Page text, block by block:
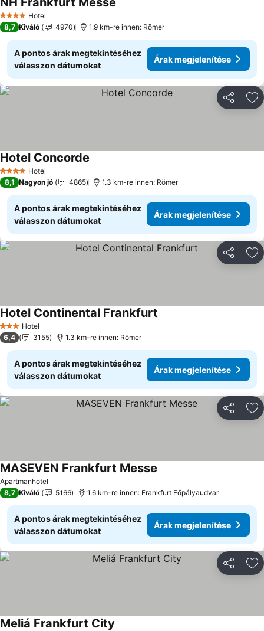
4 KategóriaHotel
8,7 Kiváló 4970 1.9 km-re innen: Römer
A pontos árak megtekintéséhez
válasszon dátumokat
Árak megjelenítése
4 KategóriaHotel
Hotel Concorde
8,1 Nagyon jó 4865 1.3 km-re innen: Römer
A pontos árak megtekintéséhez
válasszon dátumokat
Árak megjelenítése
3 Kategória
Hotel
Hotel Continental Frankfurt
6,4 3155 1.3 km-re innen: Römer
A pontos árak megtekintéséhez
válasszon dátumokat
Árak megjelenítése
Apartmanhotel
MASEVEN Frankfurt Messe
8,7 Kiváló 5166 1.6 km-re innen: Frankfurt Főpályaudvar
A pontos árak megtekintéséhez
válasszon dátumokat
Árak megjelenítése
Meliá Frankfurt City